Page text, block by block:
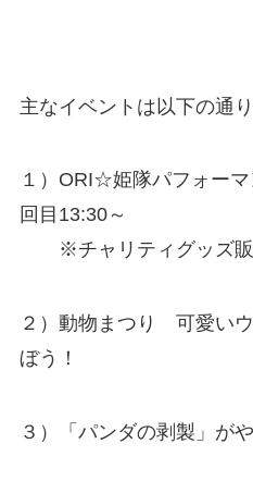
主なイベントは以下の通り
１）ORI☆姫隊パフォー
回目13:30～
※チャリティグッズ販
２）動物まつり 可愛い
ぼう！
３）「パンダの剥製」が